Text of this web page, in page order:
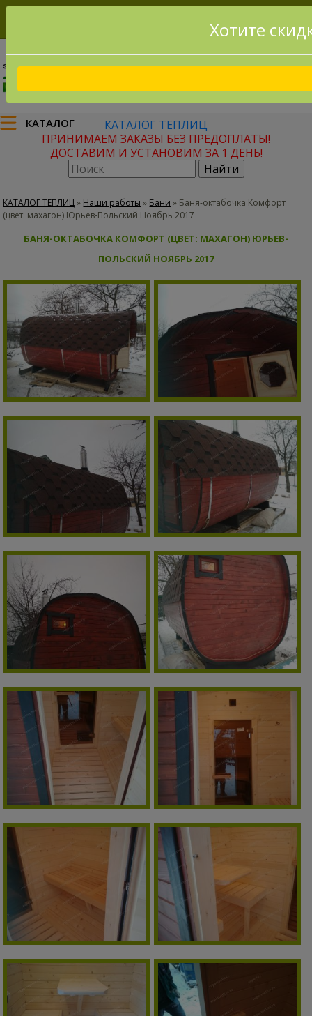
8(915)795-56-02
КАТАЛОГ
КАТАЛОГ ТЕПЛИЦ
ПРИНИМАЕМ ЗАКАЗЫ БЕЗ ПРЕДОПЛАТЫ!
ДОСТАВИМ И УСТАНОВИМ ЗА 1 ДЕНЬ!
КАТАЛОГ ТЕПЛИЦ» Наши работы » Бани » Баня-октабочка Комфорт
(цвет: махагон) Юрьев-Польский Ноябрь 2017
БАНЯ-ОКТАБОЧКА КОМФОРТ (ЦВЕТ: МАХАГОН) ЮРЬЕВ-
ПОЛЬСКИЙ НОЯБРЬ 2017
Хотите